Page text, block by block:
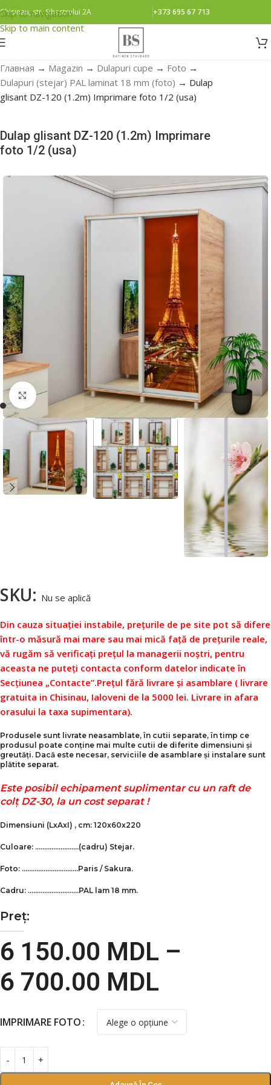
Skip to navigation
Skip to main content
Chisinau, str. Sihastrului 2A +373 695 67 713
Главная → Magazin → Dulapuri cupe → Foto →
Dulapuri (stejar) PAL laminat 18 mm (foto) → Dulap
glisant DZ-120 (1.2m) Imprimare foto 1/2 (usa)
Dulap glisant DZ-120 (1.2m) Imprimare
foto 1/2 (usa)
Faceți click pentru a mări
SKU: Nu se aplică
Din cauza situației instabile, prețurile de pe site pot să difere
într-o măsură mai mare sau mai mică față de prețurile reale,
vă rugăm să verificați prețul la managerii noștri, pentru
aceasta ne puteți contacta conform datelor indicate în
Secțiunea „Contacte”.Prețul fără livrare și asamblare ( livrare
gratuita in Chisinau, Ialoveni de la 5000 lei. Livrare in afara
orasului la taxa supimentara).
Produsele sunt livrate neasamblate, în cutii separate, în timp ce
produsul poate conține mai multe cutii de diferite dimensiuni și
greutăți. Dacă este necesar, serviciile de asamblare și instalare sunt
plătite separat.
Este posibil echipament suplimentar cu un raft de
colț DZ-30, la un cost separat !
Dimensiuni (LxAxI) , cm: 120x60x220
Culoare: ……………………(cadru) Stejar.
Foto: ………………………….Paris / Sakura.
Cadru: ……………………….PAL lam 18 mm.
Preț:
6 150.00 MDL –
6 700.00 MDL
IMPRIMARE FOTO